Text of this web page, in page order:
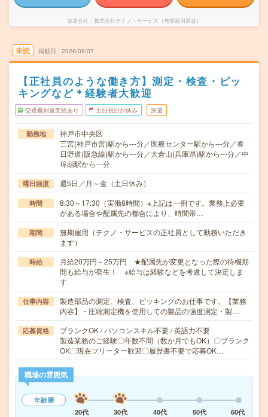
派遣会社 株式会社テクノ・サービス（無期雇用派遣）
未読 掲載日 2026/08/07
【正社員のような働き方】測定・検査・ピッ
キングなど＊経験者大歓迎
交通費別途支給あり 土日祝日が休み 派遣
勤務地
神戸市中央区
三宮(神戸市営)駅から---分／医療センター駅から---分／春
日野道(阪急線)駅から---分／大倉山(兵庫県)駅から---分／中
埠頭駅から---分
曜日頻度 週5日／月～金（土日休み）
時間
8:30～17:30（実働8時間）※上記は一例です。業務上必要
がある場合や配属先の都合により、時間帯…
期間
無期雇用（テクノ・サービスの正社員として勤務いただき
ます）
時給
月給20万円～25万円 ★配属先が変更となった際の待機期
間も給与が発生！ ※給与は経験などを考慮して決定しま
す
仕事内容
製造部品の測定、検査、ピッキングのお仕事です。【業務
内容】・圧縮測定機を使用しての製品の強度測定・製…
応募資格
ブランクOK / パソコンスキル不要 / 英語力不要
製造業務のご経験〇年数不問（数か月でもOK）〇ブランク
OK〇現在フリーター歓迎〇履歴書不要で応募OK…
職場の雰囲気
年齢層
20代
30代 40代 50代 60代